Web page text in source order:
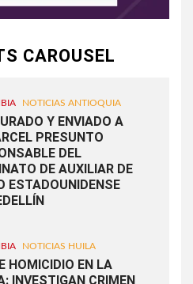
CAROUSEL
NOTICIAS ANTIOQUIA
Y ENVIADO A
PRESUNTO
DEL
DE AUXILIAR DE
ESTADOUNIDENSE
NOTICIAS HUILA
HOMICIDIO EN LA
INVESTIGAN CRIMEN